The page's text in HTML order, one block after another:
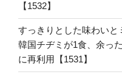
【1532】
すっきりとした味わい
韓国チヂミが1食、余っ
に再利用【1531】